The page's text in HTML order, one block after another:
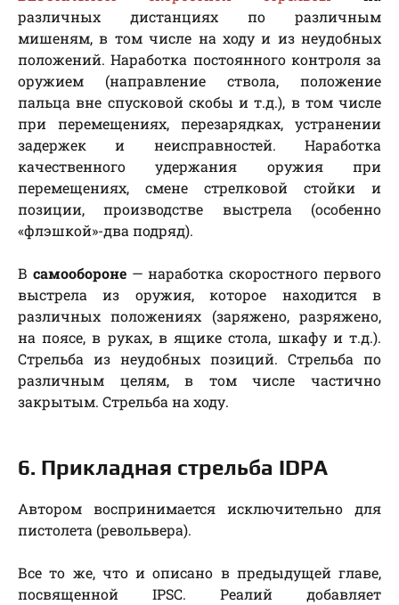
различных дистанциях по различным
мишеням, в том числе на ходу и из неудобных
положений. Наработка постоянного контроля за
оружием (направление ствола, положение
пальца вне спусковой скобы и т.д.), в том числе
при перемещениях, перезарядках, устранении
задержек и неисправностей. Наработка
качественного удержания оружия при
перемещениях, смене стрелковой стойки и
позиции, производстве выстрела (особенно
«флэшкой»-два подряд).
В самообороне— наработка скоростного первого
выстрела из оружия, которое находится в
различных положениях (заряжено, разряжено,
на поясе, в руках, в ящике стола, шкафу и т.д.).
Стрельба из неудобных позиций. Стрельба по
различным целям, в том числе частично
закрытым. Стрельба на ходу.
6. Прикладная стрельба IDPA
Автором воспринимается исключительно для
пистолета (револьвера).
Все то же, что и описано в предыдущей главе,
посвященной IPSC. Реалий добавляет